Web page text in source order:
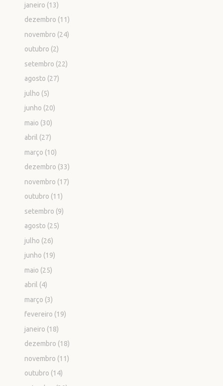
janeiro (13)
dezembro (11)
novembro (24)
outubro (2)
setembro (22)
agosto (27)
julho (5)
junho (20)
maio (30)
abril (27)
março (10)
dezembro (33)
novembro (17)
outubro (11)
setembro (9)
agosto (25)
julho (26)
junho (19)
maio (25)
abril (4)
março (3)
fevereiro (19)
janeiro (18)
dezembro (18)
novembro (11)
outubro (14)